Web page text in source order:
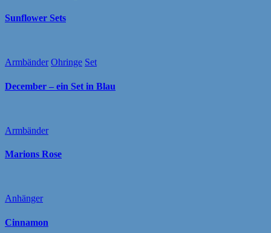
Sunflower Sets
Armbänder Ohringe Set
December – ein Set in Blau
Armbänder
Marions Rose
Anhänger
Cinnamon